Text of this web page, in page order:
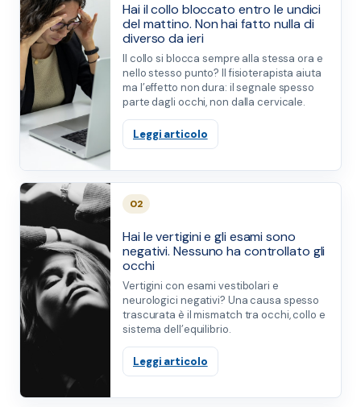
Hai il collo bloccato entro le undici
del mattino. Non hai fatto nulla di
diverso da ieri
Il collo si blocca sempre alla stessa ora e
nello stesso punto? Il fisioterapista aiuta
ma l’effetto non dura: il segnale spesso
parte dagli occhi, non dalla cervicale.
Leggi articolo
02
Hai le vertigini e gli esami sono
negativi. Nessuno ha controllato gli
occhi
Vertigini con esami vestibolari e
neurologici negativi? Una causa spesso
trascurata è il mismatch tra occhi, collo e
sistema dell’equilibrio.
Leggi articolo